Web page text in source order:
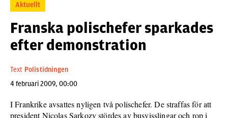
Aktuellt
Franska polischefer sparkades
efter demonstration
Text Polistidningen
4 februari 2009, 00:00
I Frankrike avsattes nyligen två polischefer. De straffas för att
president Nicolas Sarkozy stördes av busvisslingar och rop i